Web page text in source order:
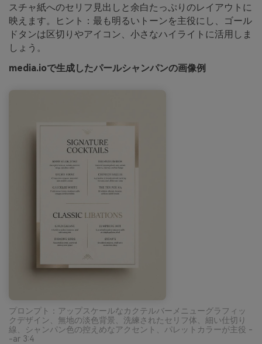
スチャ紙へのセリフ見出しと余白たっぷりのレイアウトに
映えます。ヒント：最も明るいトーンを主役にし、ゴール
ドタンは区切りやアイコン、小さなハイライトに活用しま
しょう。
media.ioで生成したパールシャンパンの画像例
プロンプト：アップスケールなカクテルバーメニューグラフィッ
クデザイン、無地の淡色背景、洗練されたセリフ体、細い仕切り
線、シャンパン色の控えめなアクセント、パレットカラーが主役 -
-ar 3:4